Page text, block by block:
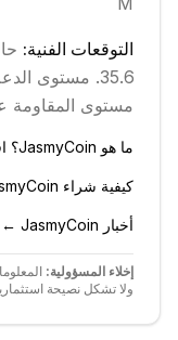
التوقعات الفنية:
35.6. مستوى الدعم
مستوى المقاومة عند
ما هو JasmyCoin؟ اقرأ الشرح الكامل في القاموس ←
كيفية شراء JasmyCoin؟ دليل الشراء خطوة بخطوة ←
أخبار JasmyCoin ←
إخلاء المسؤولية:
ولا تشكل نصيحة